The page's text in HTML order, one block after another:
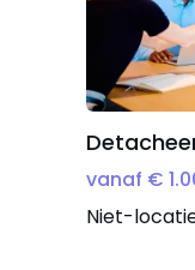
vanaf €
Niet-